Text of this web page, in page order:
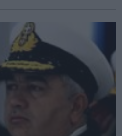
δεύτερο αδίκημα αφορά
υπουργείου Εθνικής
βρίσκεται στα χέρια
επικεφαλή του
το Οικονομικό Έγκλημα
Πρωτοδικών, Πόπη
πρόσωπα- που πέρασαν από
να δώσουν
"δια τα